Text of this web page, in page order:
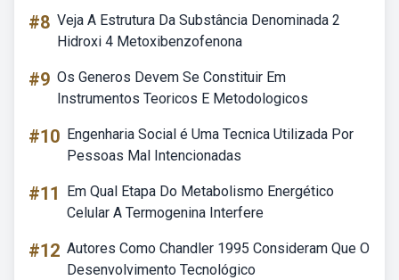
#8 Veja A Estrutura Da Substância Denominada 2
Hidroxi 4 Metoxibenzofenona
#9 Os Generos Devem Se Constituir Em
Instrumentos Teoricos E Metodologicos
#10 Engenharia Social é Uma Tecnica Utilizada Por
Pessoas Mal Intencionadas
#11
Em Qual Etapa Do Metabolismo Energético
Celular A Termogenina Interfere
#12 Autores Como Chandler 1995 Consideram Que O
Desenvolvimento Tecnológico